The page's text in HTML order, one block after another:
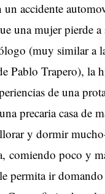
un accidente
una mujer pierde
(muy similar a
Pablo Trapero), la
de una
precaria casa de
y dormir
comiendo poco y
permita ir